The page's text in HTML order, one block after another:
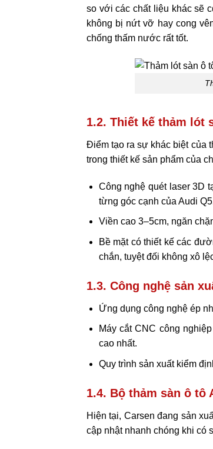
so với các chất liệu khác sẽ
không bị nứt vỡ hay cong
chống thấm nước rất tốt.
1.2. Thiết kế thảm lót
Điểm tạo ra sự khác biệt của
trong thiết kế sản phẩm của
Công nghệ quét laser 3D
từng góc cạnh của Audi
Viền cao 3–5cm, ngăn
Bề mặt có thiết kế các
chắn, tuyệt đối không xô
1.3. Công nghệ sản
Ứng dụng công nghệ ép
Máy cắt CNC công
cao nhất.
Quy trình sản xuất kiểm
1.4. Bộ thảm sàn ô tô
Hiện tại, Carsen đang sản
cập nhật nhanh chóng khi có